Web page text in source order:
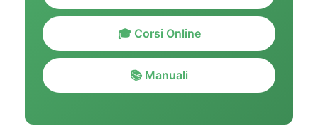
🎓 Corsi Online
📚 Manuali